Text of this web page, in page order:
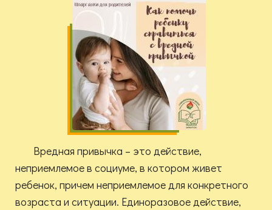
Вредная привычка – это действие,
неприемлемое в социуме, в котором живет
ребенок, причем неприемлемое для конкретного
возраста и ситуации. Единоразовое действие,